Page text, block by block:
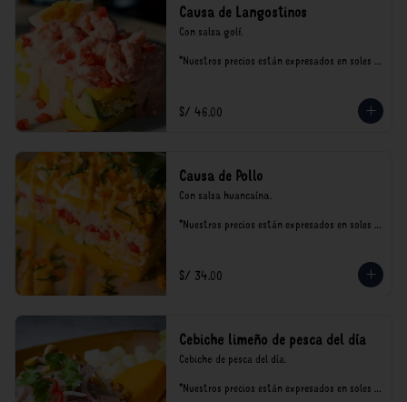
Causa de Langostinos
Con salsa golf.
*Nuestros precios están expresados en soles e
S/ 46.00
Causa de Pollo
Con salsa huancaína.
*Nuestros precios están expresados en soles e
S/ 34.00
Cebiche limeño de pesca del día
Cebiche de pesca del día.
*Nuestros precios están expresados en soles e